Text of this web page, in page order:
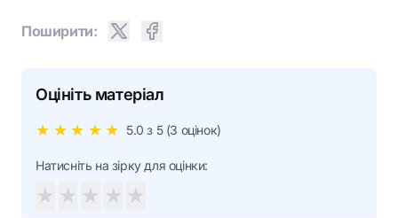
Поширити:
Оцініть матеріал
★ ★ ★ ★ ★ 5.0 з 5 (3 оцінок)
Натисніть на зірку для оцінки:
★ ★ ★ ★ ★